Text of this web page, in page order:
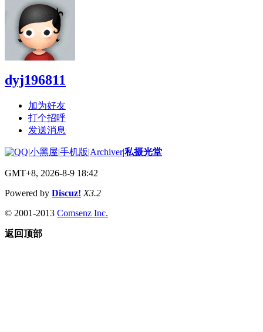
dyj196811
加为好友
打个招呼
发送消息
|小黑屋|手机版|Archiver|私摄光堂
GMT+8, 2026-8-9 18:42
Powered by Discuz! X3.2
© 2001-2013 Comsenz Inc.
返回顶部